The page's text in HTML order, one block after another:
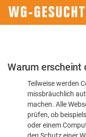
Bitte
dass
Warum erscheint
Teilweise werden
missbräuchlich
machen. Alle
prüfen, ob
oder einem